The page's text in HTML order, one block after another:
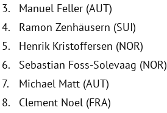
3.
Manuel Feller (AUT)
4.
Ramon Zenhäusern (SUI)
5.
Henrik Kristoffersen (NOR)
6.
Sebastian Foss-Solevaag (NOR)
7.
Michael Matt (AUT)
8.
Clement Noel (FRA)